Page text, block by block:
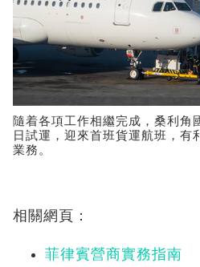
隨着各項工作相繼完成，桑利角
日試運，迎來首班貨運航班，有
業務。
相關網頁：
菲律賓營商實務指南